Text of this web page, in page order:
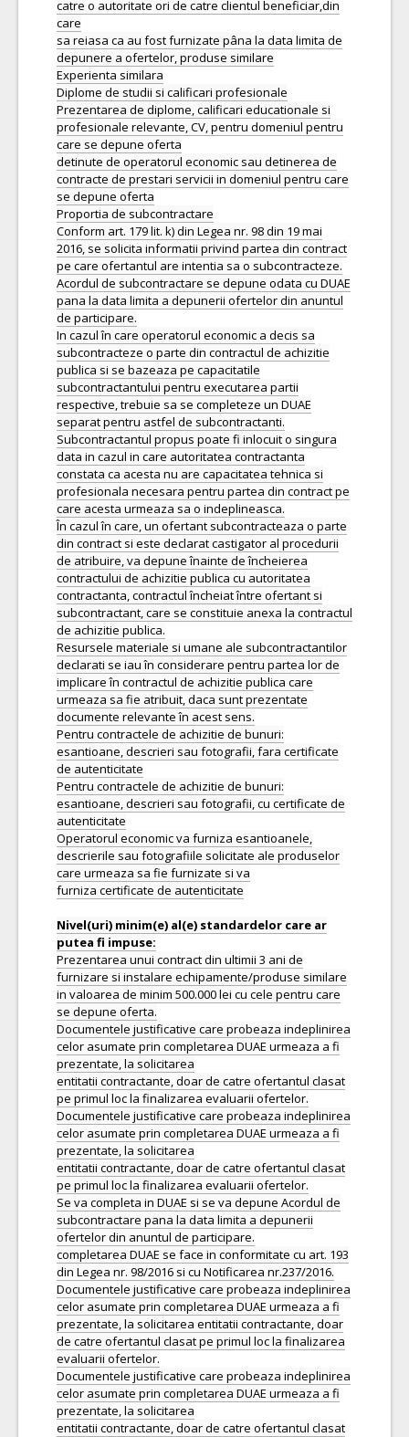
catre o autoritate ori de catre clientul beneficiar,din
care
sa reiasa ca au fost furnizate pâna la data limita de
depunere a ofertelor, produse similare
Experienta similara
Diplome de studii si calificari profesionale
Prezentarea de diplome, calificari educationale si
profesionale relevante, CV, pentru domeniul pentru
care se depune oferta
detinute de operatorul economic sau detinerea de
contracte de prestari servicii in domeniul pentru care
se depune oferta
Proportia de subcontractare
Conform art. 179 lit. k) din Legea nr. 98 din 19 mai
2016, se solicita informatii privind partea din contract
pe care ofertantul are intentia sa o subcontracteze.
Acordul de subcontractare se depune odata cu DUAE
pana la data limita a depunerii ofertelor din anuntul
de participare.
In cazul în care operatorul economic a decis sa
subcontracteze o parte din contractul de achizitie
publica si se bazeaza pe capacitatile
subcontractantului pentru executarea partii
respective, trebuie sa se completeze un DUAE
separat pentru astfel de subcontractanti.
Subcontractantul propus poate fi inlocuit o singura
data in cazul in care autoritatea contractanta
constata ca acesta nu are capacitatea tehnica si
profesionala necesara pentru partea din contract pe
care acesta urmeaza sa o indeplineasca.
În cazul în care, un ofertant subcontracteaza o parte
din contract si este declarat castigator al procedurii
de atribuire, va depune înainte de încheierea
contractului de achizitie publica cu autoritatea
contractanta, contractul încheiat între ofertant si
subcontractant, care se constituie anexa la contractul
de achizitie publica.
Resursele materiale si umane ale subcontractantilor
declarati se iau în considerare pentru partea lor de
implicare în contractul de achizitie publica care
urmeaza sa fie atribuit, daca sunt prezentate
documente relevante în acest sens.
Pentru contractele de achizitie de bunuri:
esantioane, descrieri sau fotografii, fara certificate
de autenticitate
Pentru contractele de achizitie de bunuri:
esantioane, descrieri sau fotografii, cu certificate de
autenticitate
Operatorul economic va furniza esantioanele,
descrierile sau fotografiile solicitate ale produselor
care urmeaza sa fie furnizate si va
furniza certificate de autenticitate
Nivel(uri) minim(e) al(e) standardelor care ar
Prezentarea unui contract din ultimii 3 ani de
furnizare si instalare echipamente/produse similare
in valoarea de minim 500.000 lei cu cele pentru care
se depune oferta.
Documentele justificative care probeaza indeplinirea
celor asumate prin completarea DUAE urmeaza a fi
prezentate, la solicitarea
entitatii contractante, doar de catre ofertantul clasat
pe primul loc la finalizarea evaluarii ofertelor.
Documentele justificative care probeaza indeplinirea
celor asumate prin completarea DUAE urmeaza a fi
prezentate, la solicitarea
entitatii contractante, doar de catre ofertantul clasat
pe primul loc la finalizarea evaluarii ofertelor.
Se va completa in DUAE si se va depune Acordul de
subcontractare pana la data limita a depunerii
ofertelor din anuntul de participare.
completarea DUAE se face in conformitate cu art. 193
din Legea nr. 98/2016 si cu Notificarea nr.237/2016.
Documentele justificative care probeaza indeplinirea
celor asumate prin completarea DUAE urmeaza a fi
prezentate, la solicitarea entitatii contractante, doar
de catre ofertantul clasat pe primul loc la finalizarea
evaluarii ofertelor.
Documentele justificative care probeaza indeplinirea
celor asumate prin completarea DUAE urmeaza a fi
prezentate, la solicitarea
entitatii contractante, doar de catre ofertantul clasat